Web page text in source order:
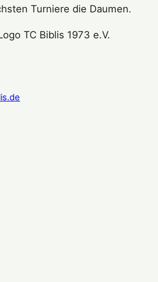
Turniere die Daumen.
TC Biblis 1973 e.V.